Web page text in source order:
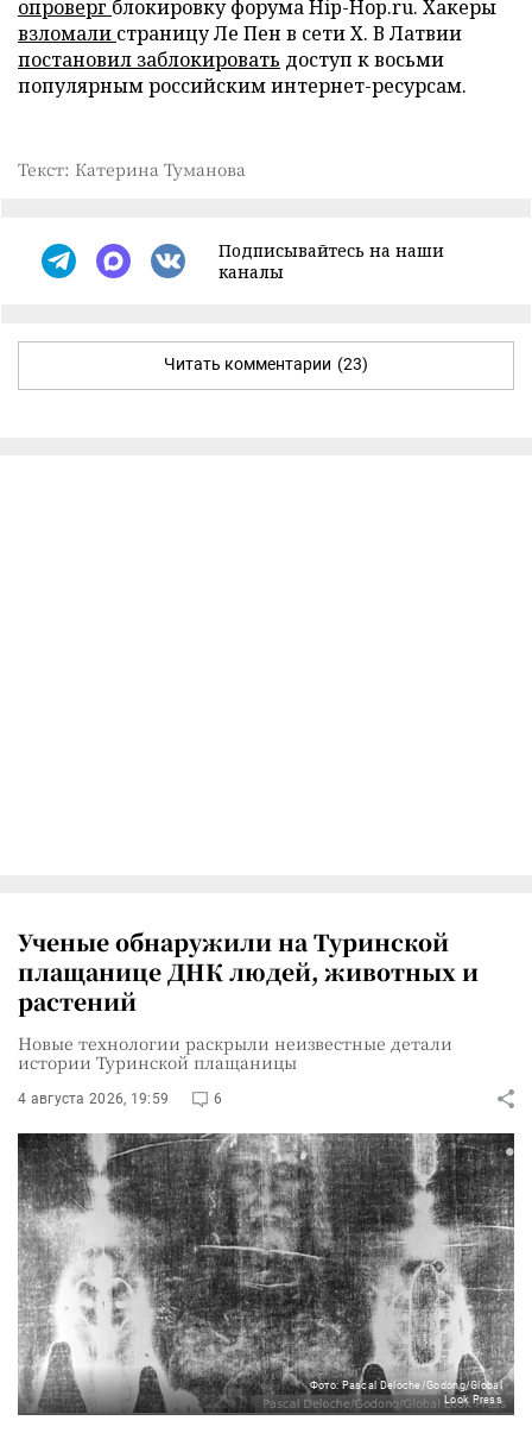
опроверг блокировку форума Hip-Hop.ru. Хакеры
взломали страницу Ле Пен в сети X. В Латвии
постановил заблокировать доступ к восьми
популярным российским интернет-ресурсам.
Текст: Катерина Туманова
Подписывайтесь на наши
каналы
Читать комментарии (23)
Ученые обнаружили на Туринской
плащанице ДНК людей, животных и
растений
Новые технологии раскрыли неизвестные детали
истории Туринской плащаницы
4 августа 2026, 19:59 6
Фото: Pascal Deloche/Godong/Global
Look Press